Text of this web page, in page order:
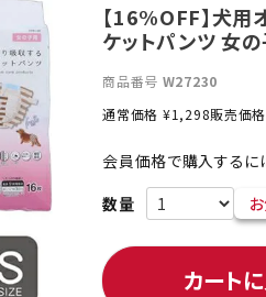
防虫用品
替え・交換パーツ
服・ウェア
投げて遊ぶ
のお散歩
【16%OFF】犬
ケットパンツ 女
商品番号 W27230
通常価格 ¥1,298販売価格
会員価格で購入するに
カート